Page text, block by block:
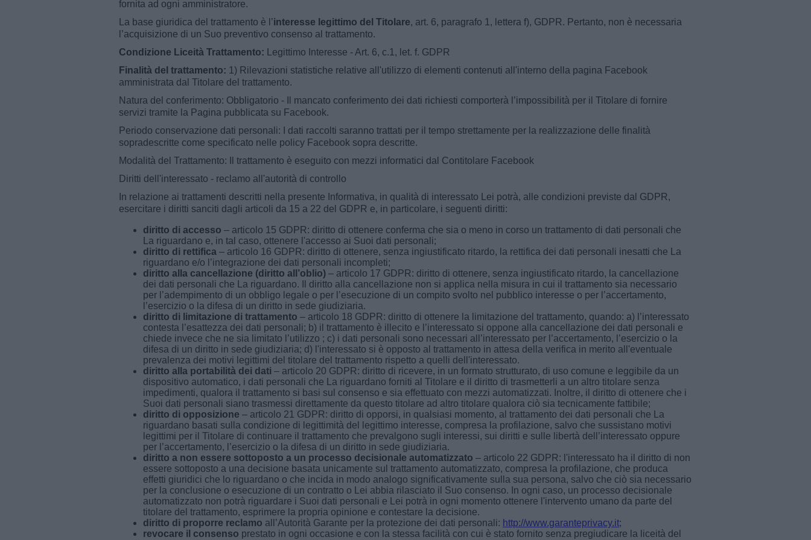
fornita ad ogni amministratore.
La base giuridica del trattamento è l’interesse legittimo del Titolare, art. 6, paragrafo 1, lettera f), GDPR. Pertanto, non è necessaria
l’acquisizione di un Suo preventivo consenso al trattamento.
Condizione Liceità Trattamento: Legittimo Interesse - Art. 6, c.1, let. f. GDPR
Finalità del trattamento: 1) Rilevazioni statistiche relative all'utilizzo di elementi contenuti all'interno della pagina Facebook
amministrata dal Titolare del trattamento.
Natura del conferimento: Obbligatorio - Il mancato conferimento dei dati richiesti comporterà l’impossibilità per il Titolare di fornire
servizi tramite la Pagina pubblicata su Facebook.
Periodo conservazione dati personali: I dati raccolti saranno trattati per il tempo strettamente per la realizzazione delle finalità
sopradescritte come specificato nelle policy Facebook sopra descritte.
Modalità del Trattamento: Il trattamento è eseguito con mezzi informatici dal Contitolare Facebook
Diritti dell'interessato - reclamo all'autorità di controllo
In relazione ai trattamenti descritti nella presente Informativa, in qualità di interessato Lei potrà, alle condizioni previste dal GDPR,
esercitare i diritti sanciti dagli articoli da 15 a 22 del GDPR e, in particolare, i seguenti diritti:
diritto di accesso – articolo 15 GDPR: diritto di ottenere conferma che sia o meno in corso un trattamento di dati personali che
La riguardano e, in tal caso, ottenere l'accesso ai Suoi dati personali;
diritto di rettifica – articolo 16 GDPR: diritto di ottenere, senza ingiustificato ritardo, la rettifica dei dati personali inesatti che La
riguardano e/o l’integrazione dei dati personali incompleti;
diritto alla cancellazione (diritto all’oblio) – articolo 17 GDPR: diritto di ottenere, senza ingiustificato ritardo, la cancellazione
dei dati personali che La riguardano. Il diritto alla cancellazione non si applica nella misura in cui il trattamento sia necessario
per l’adempimento di un obbligo legale o per l’esecuzione di un compito svolto nel pubblico interesse o per l’accertamento,
l’esercizio o la difesa di un diritto in sede giudiziaria.
diritto di limitazione di trattamento – articolo 18 GDPR: diritto di ottenere la limitazione del trattamento, quando: a) l’interessato
contesta l’esattezza dei dati personali; b) il trattamento è illecito e l’interessato si oppone alla cancellazione dei dati personali e
chiede invece che ne sia limitato l’utilizzo ; c) i dati personali sono necessari all’interessato per l’accertamento, l’esercizio o la
difesa di un diritto in sede giudiziaria; d) l'interessato si è opposto al trattamento in attesa della verifica in merito all'eventuale
prevalenza dei motivi legittimi del titolare del trattamento rispetto a quelli dell'interessato.
diritto alla portabilità dei dati – articolo 20 GDPR: diritto di ricevere, in un formato strutturato, di uso comune e leggibile da un
dispositivo automatico, i dati personali che La riguardano forniti al Titolare e il diritto di trasmetterli a un altro titolare senza
impedimenti, qualora il trattamento si basi sul consenso e sia effettuato con mezzi automatizzati. Inoltre, il diritto di ottenere che i
Suoi dati personali siano trasmessi direttamente da questo titolare ad altro titolare qualora ciò sia tecnicamente fattibile;
diritto di opposizione – articolo 21 GDPR: diritto di opporsi, in qualsiasi momento, al trattamento dei dati personali che La
riguardano basati sulla condizione di legittimità del legittimo interesse, compresa la profilazione, salvo che sussistano motivi
legittimi per il Titolare di continuare il trattamento che prevalgono sugli interessi, sui diritti e sulle libertà dell’interessato oppure
per l’accertamento, l’esercizio o la difesa di un diritto in sede giudiziaria.
diritto a non essere sottoposto a un processo decisionale automatizzato – articolo 22 GDPR: l'interessato ha il diritto di non
essere sottoposto a una decisione basata unicamente sul trattamento automatizzato, compresa la profilazione, che produca
effetti giuridici che lo riguardano o che incida in modo analogo significativamente sulla sua persona, salvo che ciò sia necessario
per la conclusione o esecuzione di un contratto o Lei abbia rilasciato il Suo consenso. In ogni caso, un processo decisionale
automatizzato non potrà riguardare i Suoi dati personali e Lei potrà in ogni momento ottenere l'intervento umano da parte del
titolare del trattamento, esprimere la propria opinione e contestare la decisione.
diritto di proporre reclamo all’Autorità Garante per la protezione dei dati personali: http://www.garanteprivacy.it;
revocare il consenso prestato in ogni occasione e con la stessa facilità con cui è stato fornito senza pregiudicare la liceità del